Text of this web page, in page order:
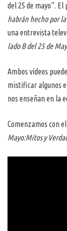
del 25 de mayo”.
habrán hecho por
una entrevista
lado B del 25 de
Ambos vídeos
mistificar algunos
nos enseñan en la
Comenzamos con
Mayo:Mitos y